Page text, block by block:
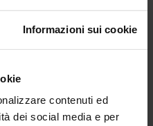
Informazioni sui cookie
contenuti ed
dei social media e per
Posh
Edition